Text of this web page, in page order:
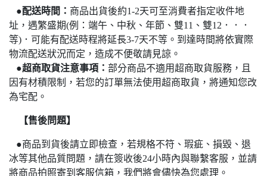
●配送時間： 商品出貨後約1-2天可至消費者指定收件地
址，遇繁盛期(例：端午、中秋、年節、雙11、雙12．．．
等)．可能有配送時程將延長3-7天不等。 到達時間將依實際
物流配送狀況而定，造成不便敬請見諒。
●超商取貨注意事項： 部分商品不適用超商取貨服務，且
因有材積限制，若您的訂單無法使用超商取貨，將通知您改
為宅配 。
【售後問題】
●商品到貨後請立即檢查，若規格不符、瑕疵、損毀、退
冰等其他品質問題，請在簽收後24小時內與聯繫客服，並請
將商品拍照寄到客服信箱，我們將會儘快為您處理。